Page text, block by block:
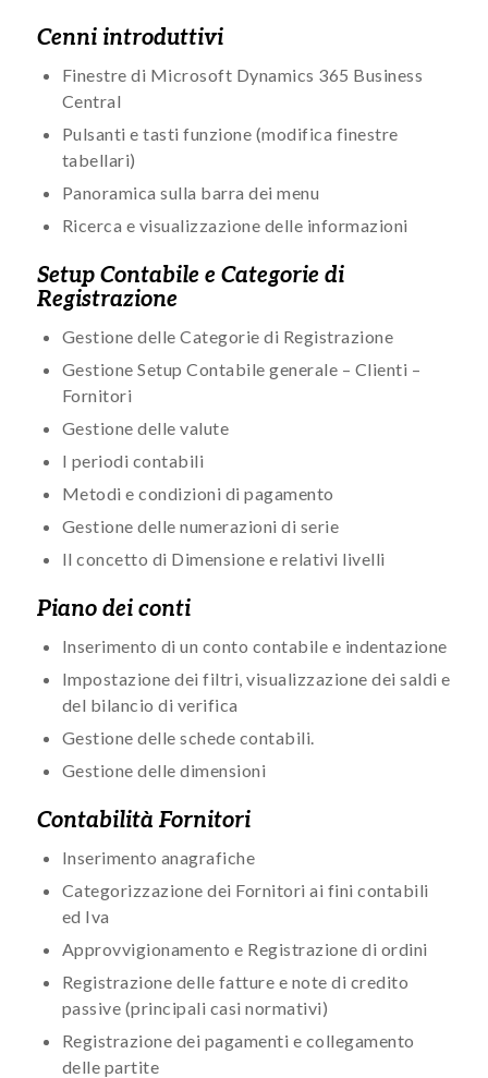
Cenni introduttivi
Finestre di Microsoft Dynamics 365 Business
Central
Pulsanti e tasti funzione (modifica finestre
tabellari)
Panoramica sulla barra dei menu
Ricerca e visualizzazione delle informazioni
Setup Contabile e Categorie di
Registrazione
Gestione delle Categorie di Registrazione
Gestione Setup Contabile generale – Clienti –
Fornitori
Gestione delle valute
I periodi contabili
Metodi e condizioni di pagamento
Gestione delle numerazioni di serie
Il concetto di Dimensione e relativi livelli
Piano dei conti
Inserimento di un conto contabile e indentazione
Impostazione dei filtri, visualizzazione dei saldi e
del bilancio di verifica
Gestione delle schede contabili.
Gestione delle dimensioni
Contabilità Fornitori
Inserimento anagrafiche
Categorizzazione dei Fornitori ai fini contabili
ed Iva
Approvvigionamento e Registrazione di ordini
Registrazione delle fatture e note di credito
passive (principali casi normativi)
Registrazione dei pagamenti e collegamento
delle partite